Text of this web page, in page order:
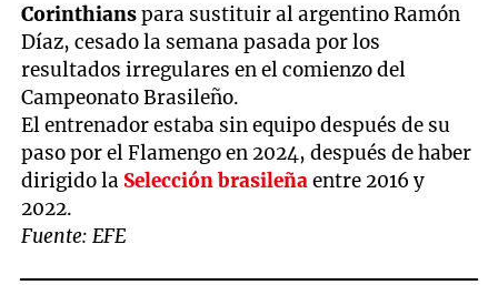
Corinthianspara sustituir al argentino Ramón
Díaz, cesado la semana pasada por los
resultados irregulares en el comienzo del
Campeonato Brasileño.
El entrenador estaba sin equipo después de su
paso por el Flamengo en 2024, después de haber
dirigido la Selección brasileñaentre 2016 y
2022.
Fuente: EFE